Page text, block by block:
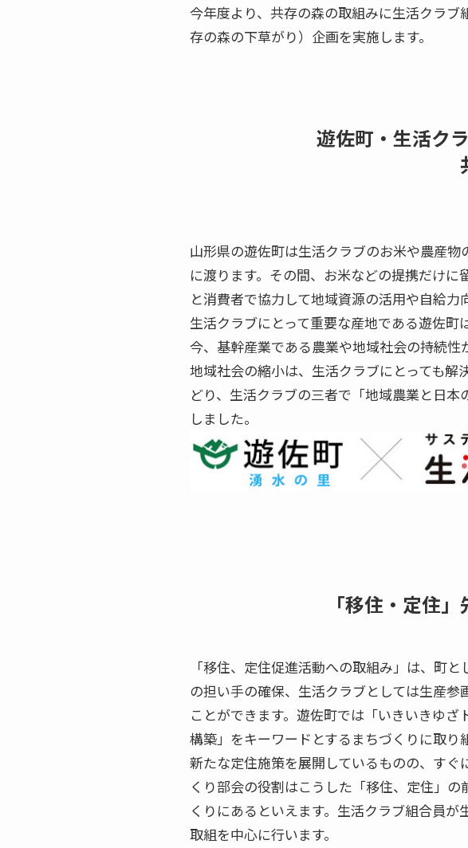
今年度より、共存の森の取組みに生活クラ
存の森の下草がり）企画を実施します。
遊佐町・生活ク
山形県の遊佐町は生活クラブのお米や農産
に渡ります。その間、お米などの提携だけ
と消費者で協力して地域資源の活用や自給力
生活クラブにとって重要な産地である遊佐
今、基幹産業である農業や地域社会の持続
地域社会の縮小は、生活クラブにとっても解
どり、生活クラブの三者で「地域農業と日
しました。
「移住・定住
「移住、定住促進活動への取組み」は、町
の担い手の確保、生活クラブとしては生産
ことができます。遊佐町では「いきいきゆ
構築」をキーワードとするまちづくりに取
新たな定住施策を展開しているものの、す
くり部会の役割はこうした「移住、定住」
くりにあるといえます。生活クラブ組合員
取組を中心に行います。